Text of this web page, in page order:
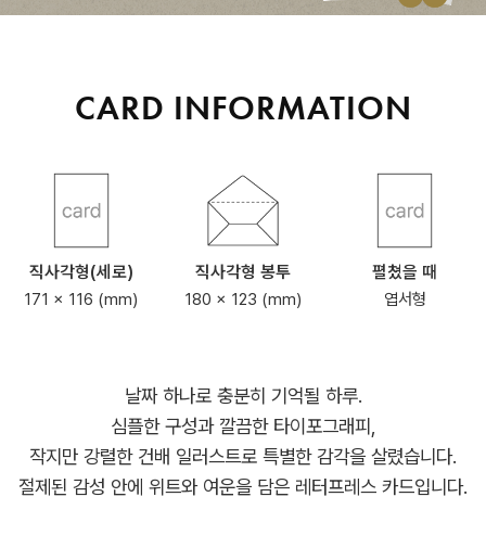
CARD INFORMATION
직사각형(세로)
171 x 116 (mm)
직사각형 봉투
180 x 123 (mm)
펼쳤을 때
엽서형
날짜 하나로 충분히 기억될 하루.
심플한 구성과 깔끔한 타이포그래피,
작지만 강렬한 건배 일러스트로 특별한 감각을 살렸습니다.
절제된 감성 안에 위트와 여운을 담은 레터프레스 카드입니다.